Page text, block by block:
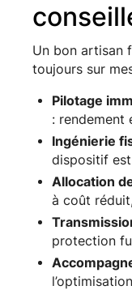
Un bon artisan
toujours sur
Pilotage
: rendement
Ingénierie
dispositif
Allocation
à coût
protection